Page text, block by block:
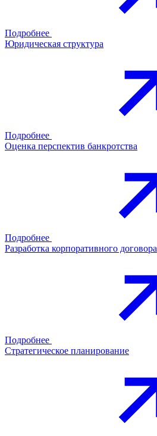
Подробнее
Юридическая структура
Подробнее
Оценка перспектив банкротства
Подробнее
Разработка корпоративного договора
Подробнее
Стратегическое планирование